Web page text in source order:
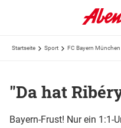
Startseite Sport FC Bayern München
"Da hat
Bayern-Frust! Nur ein 1:1-